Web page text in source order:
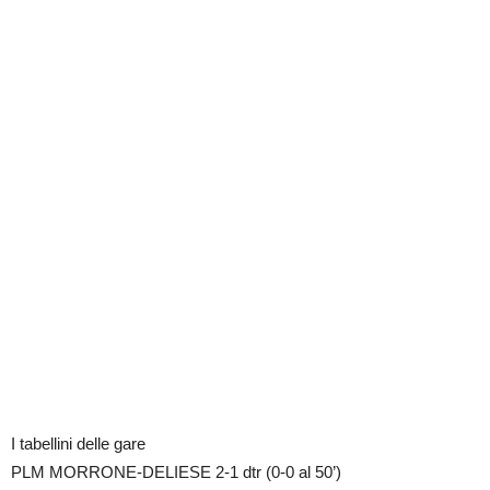
I tabellini delle gare
PLM MORRONE-DELIESE 2-1 dtr (0-0 al 50’)